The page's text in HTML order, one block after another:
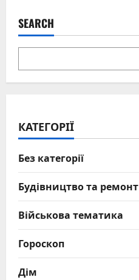
боротьби
за
SEARCH
КАТЕГОРІЇ
Без категорії
Будівництво та ремонт
Військова тематика
Гороскоп
Дім